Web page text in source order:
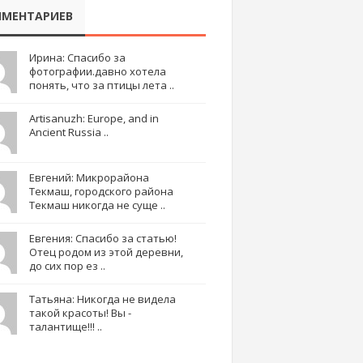
Ирина: Спасибо за
фотографии.давно хотела
понять, что за птицы лета ..
Artisanuzh: Europe, and in
Ancient Russia ..
Евгений: Микрорайона
Текмаш, городского района
Текмаш никогда не суще ..
Евгения: Спасибо за статью!
Отец родом из этой деревни,
до сих пор ез ..
Татьяна: Никогда не видела
такой красоты! Вы -
талантище!!! ..